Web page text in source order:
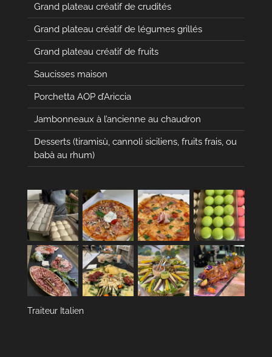
Grand plateau créatif de crudités
Grand plateau créatif de légumes grillés
Grand plateau créatif de fruits
Saucisses maison
Porchetta AOP d’Ariccia
Jambonneaux à l’ancienne au chaudron
Desserts (tiramisù, cannoli siciliens, fruits frais, ou
babà au rhum)
Traiteur Italien